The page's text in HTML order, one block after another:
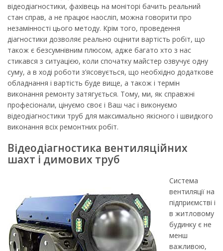
відеодіагностики, фахівець на моніторі бачить реальний
стан справ, а не працює наосліп, можна говорити про
незамінності цього методу. Крім того, проведення
діагностики дозволяє реально оцінити вартість робіт, що
також є безсумнівним плюсом, адже багато хто з нас
стикався з ситуацією, коли спочатку майстер озвучує одну
суму, а в ході роботи з’ясовується, що необхідно додаткове
обладнання і вартість буде вище, а також і термін
виконання ремонту затягується. Тому, ми, як справжні
професіонали, цінуємо своє і Ваш час і виконуємо
відеодіагностики труб для максимально якісного і швидкого
виконання всіх ремонтних робіт.
Відеодіагностика вентиляційних
шахт і димових труб
Система
вентиляції на
підприємстві і
в житловому
будинку є не
менш
важливою,